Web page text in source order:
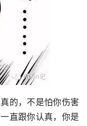
的，不是怕你伤害
直跟你认真，你是